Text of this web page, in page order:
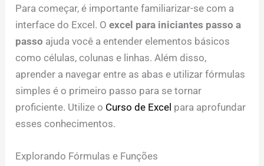
Para começar, é importante familiarizar-se com a
interface do Excel. Oexcel para iniciantes passo a
passo ajuda você a entender elementos básicos
como células, colunas e linhas. Além disso,
aprender a navegar entre as abas e utilizar fórmulas
simples é o primeiro passo para se tornar
proficiente. Utilize o Curso de Excel para aprofundar
esses conhecimentos.
Explorando Fórmulas e Funções